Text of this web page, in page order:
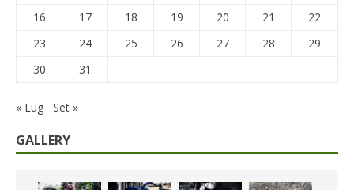
16
17 18 19 20 21
22
23
24 25 26 27 28
29
30
31
« Lug Set »
GALLERY